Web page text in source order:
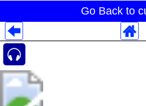
Go Back to
Despliegues Analytics
Despliegues Totales
Despliegues por Rubros